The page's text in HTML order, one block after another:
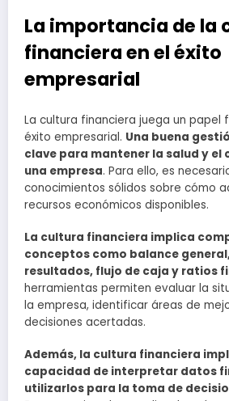
La importancia de la
financiera en el éxito
empresarial
La cultura financiera juega un papel
éxito empresarial. Una buena
clave para mantener la salud y el
una empresa. Para ello, es
conocimientos sólidos sobre cómo
recursos económicos disponibles.
La cultura financiera implica
conceptos como balance
resultados, flujo de caja y ratios
herramientas permiten evaluar la
la empresa, identificar áreas de
decisiones acertadas.
Además, la cultura financiera
capacidad de interpretar datos
utilizarlos para la toma de